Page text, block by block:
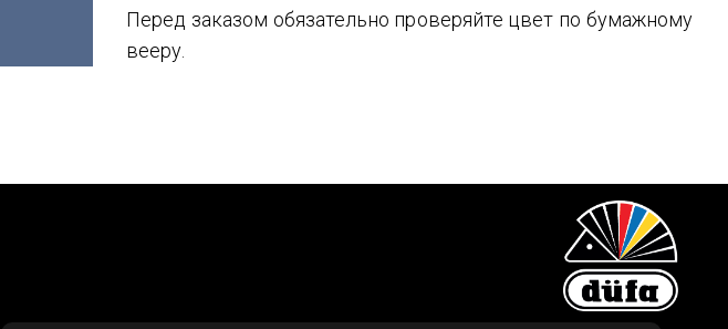
Перед заказом обязательно проверяйте цвет по бумажному
вееру.